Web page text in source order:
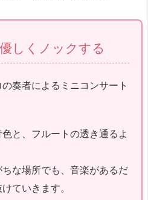
しくノックする
奏者によるミニコンサート
と、フルートの透き通るよ
な場所でも、音楽があるだ
ていきます。